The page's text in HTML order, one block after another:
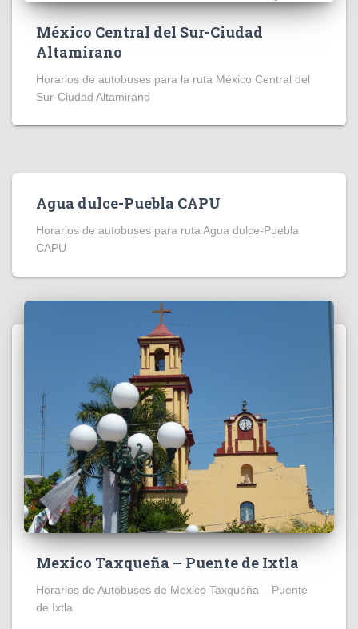
México Central del Sur-Ciudad
Altamirano
Horarios de autobuses para la ruta México Central del
Sur-Ciudad Altamirano
Agua dulce-Puebla CAPU
Horarios de autobuses para ruta Agua dulce-Puebla
CAPU
Mexico Taxqueña – Puente de Ixtla
Horarios de Autobuses de Mexico Taxqueña – Puente
de Ixtla